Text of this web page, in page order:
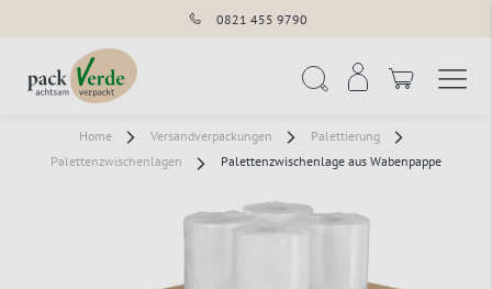
0821 455 9790
Home Versandverpackungen
Palettierung
Palettenzwischenlagen
Palettenzwischenlage aus Wabenpappe